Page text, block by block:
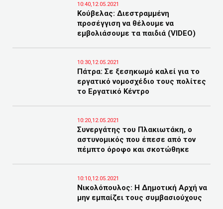
10:40,12.05.2021
Κούβελας: Διεστραμμένη
προσέγγιση να θέλουμε να
εμβολιάσουμε τα παιδιά (VIDEO)
10:30,12.05.2021
Πάτρα: Σε ξεσηκωμό καλεί για το
εργατικό νομοσχέδιο τους πολίτες
το Εργατικό Κέντρο
10:20,12.05.2021
Συνεργάτης του Πλακιωτάκη, ο
αστυνομικός που έπεσε από τον
πέμπτο όροφο και σκοτώθηκε
10:10,12.05.2021
Νικολόπουλος: Η Δημοτική Αρχή να
μην εμπαίζει τους συμβασιούχους